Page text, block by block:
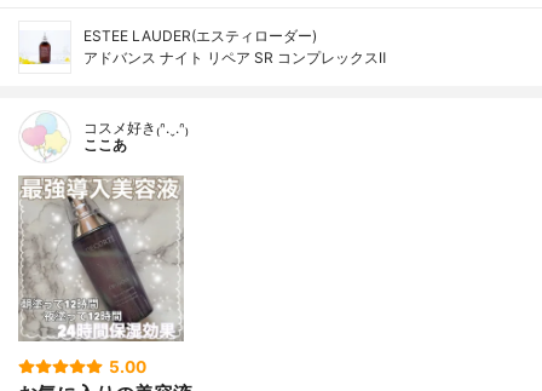
ESTEE LAUDER(エスティローダー)
アドバンス ナイト リペア SR コンプレックスⅡ
コスメ好き₍ᐢ.ˬ.ᐢ₎
ここあ
5.00